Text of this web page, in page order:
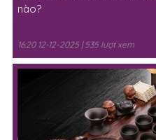
nào?
16:20 12-12-2025 | 535 lượt xem